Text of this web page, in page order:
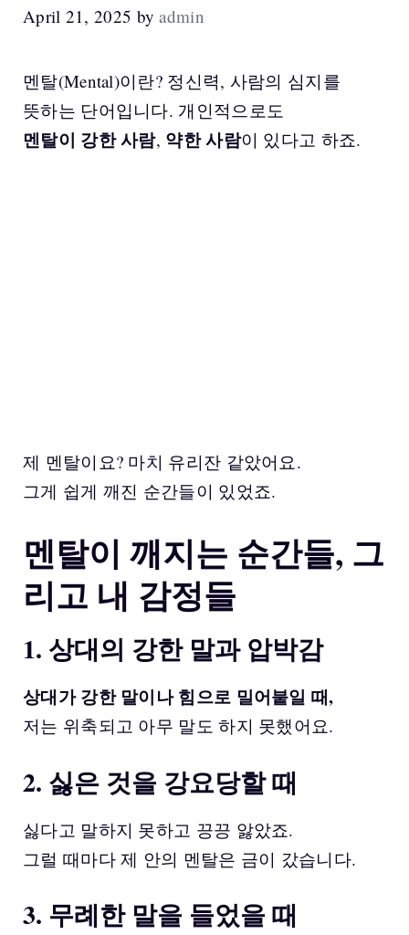
April 21, 2025 byadmin
멘탈(Mental)이란? 정신력, 사람의 심지를
뜻하는 단어입니다. 개인적으로도
멘탈이 강한 사람, 약한 사람이 있다고 하죠.
제 멘탈이요? 마치 유리잔 같았어요.
그게 쉽게 깨진 순간들이 있었죠.
멘탈이 깨지는 순간들, 그
리고 내 감정들
1. 상대의 강한 말과 압박감
상대가 강한 말이나 힘으로 밀어붙일 때,
저는 위축되고 아무 말도 하지 못했어요.
2. 싫은 것을 강요당할 때
싫다고 말하지 못하고 끙끙 앓았죠.
그럴 때마다 제 안의 멘탈은 금이 갔습니다.
3. 무례한 말을 들었을 때